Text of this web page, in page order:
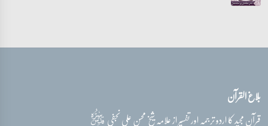
بلاغ القرآن
قرآن مجید کا اردو ترجمہ اور تفسیر از علامہ شیخ محسن علی نجفیقدس‌سره